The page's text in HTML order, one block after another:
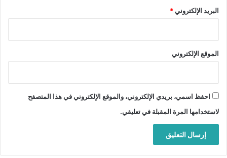
البريد الإلكتروني*
الموقع الإلكتروني
احفظ اسمي، بريدي الإلكتروني، والموقع الإلكتروني في هذا المتصفح
لاستخدامها المرة المقبلة في تعليقي.